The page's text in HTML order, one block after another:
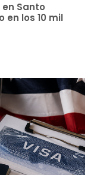
Santo
en los 10 mil